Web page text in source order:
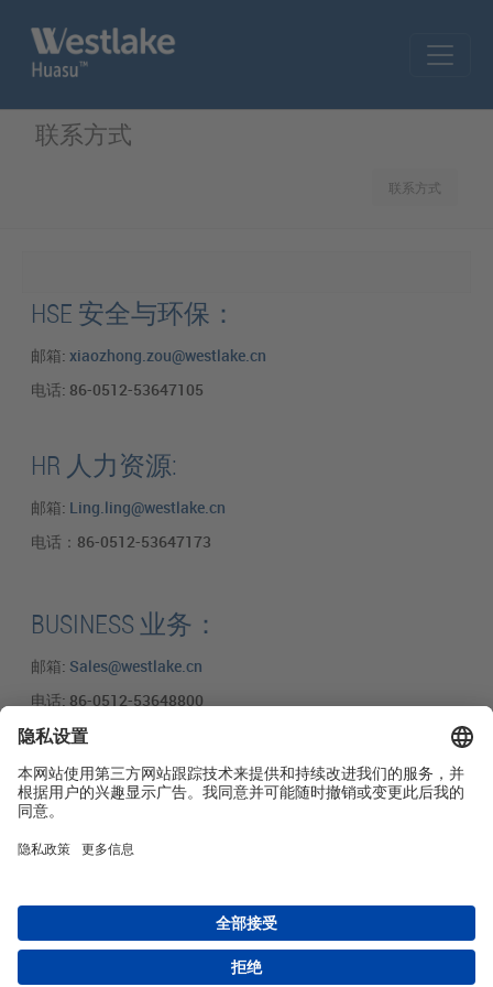
联系方式
联系方式
HSE 安全与环保：
邮箱: xiaozhong.zou@westlake.cn
电话: 86-0512-53647105
HR 人力资源:
邮箱: Ling.ling@westlake.cn
电话：86-0512-53647173
BUSINESS 业务：
邮箱: Sales@westlake.cn
电话: 86-0512-53648800
English
网站导航 研发创新
Copyright © 2026 -Huasu Plastics | a Westlake Privacy Policy|